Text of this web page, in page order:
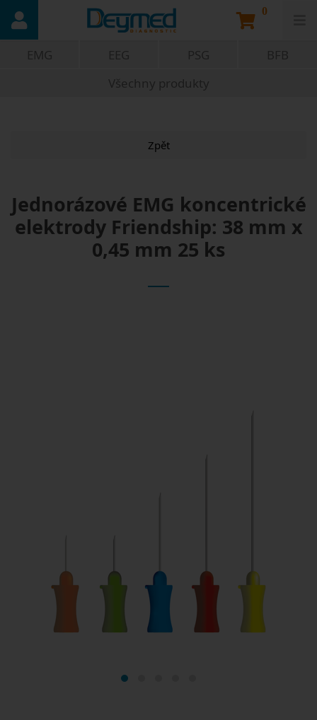
0
EMG EEG PSG
BFB
Všechny produkty
Zpět
Jednorázové EMG koncentrické
elektrody Friendship: 38 mm x
0,45 mm 25 ks